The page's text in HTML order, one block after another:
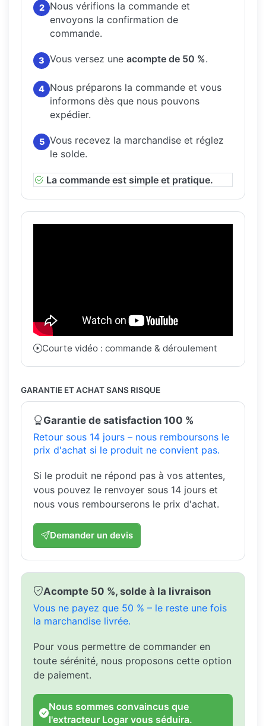
2
Nous vérifions la commande et
envoyons la confirmation de
commande.
3 Vous versez une acompte de 50 %.
4 Nous préparons la commande et vous
informons dès que nous pouvons
expédier.
5 Vous recevez la marchandise et réglez
le solde.
La commande est simple et pratique.
Courte vidéo : commande & déroulement
GARANTIE ET ACHAT SANS RISQUE
Garantie de satisfaction 100 %
Retour sous 14 jours – nous remboursons le
prix d'achat si le produit ne convient pas.
Si le produit ne répond pas à vos attentes,
vous pouvez le renvoyer sous 14 jours et
nous vous rembourserons le prix d'achat.
Demander un devis
Acompte 50 %, solde à la livraison
Vous ne payez que 50 % – le reste une fois
la marchandise livrée.
Pour vous permettre de commander en
toute sérénité, nous proposons cette option
de paiement.
Nous sommes convaincus que
l'extracteur Logar vous séduira.